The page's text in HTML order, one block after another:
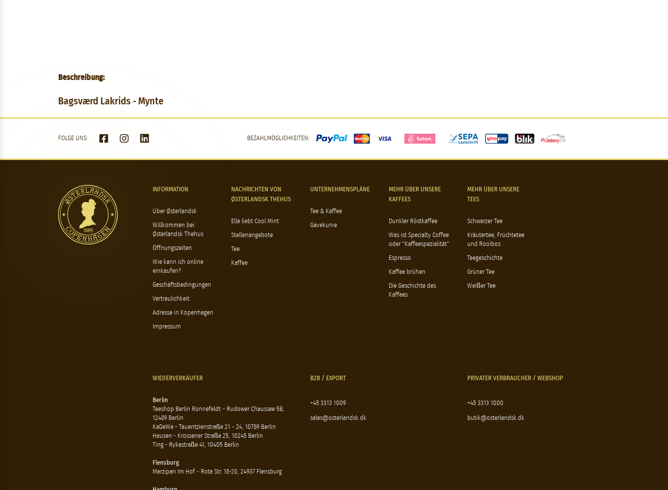
Beschreibung:
Bagsværd Lakrids - Mynte
FOLGE UNS: BEZAHLMÖGLICHKEITEN:
INFORMATION
Über Østerlandsk
Willkommen bei
Østerlandsk Thehus
Öffnungszeiten
Wie kann ich online
einkaufen?
Geschäftsbedingungen
Vertraulichkeit
Adresse in Kopenhagen
Impressum
NACHRICHTEN VON
ØSTERLANDSK THEHUS
Elle liebt Cool Mint
Stellenangebote
Tee
Kaffee
UNTERNEHMENSPLÄNE
Tee & Kaffee
Gavekurve
MEHR ÜBER UNSERE
KAFFEES
Dunkler Röstkaffee
Was ist Specialty Coffee
oder "Kaffeespezialität"
Espresso
Kaffee brühen
Die Geschichte des
Kaffees
MEHR ÜBER UNSERE
TEES
Schwarzer Tee
Kräutertee, Früchtetee
und Rooibos
Teegeschichte
Grüner Tee
Weißer Tee
WIEDERVERKÄUFER
Berlin
Teeshop Berlin Ronnefeldt – Rudower Chaussee 5B,
12489 Berlin
KaDeWe - Tauentzienstraße 21 – 24, 10789 Berlin
Hausen - Krossener Straße 25, 10245 Berlin
Ting - Rykestraße 41, 10405 Berlin
Flensburg
Marzipan Im Hof – Rote Str. 18-20, 24937 Flensburg
B2B / EXPORT
+45 3313 1009
sales@osterlandsk.dk
PRIVATER VERBRAUCHER / WEBSHOP
+45 3313 1000
butik@osterlandsk.dk